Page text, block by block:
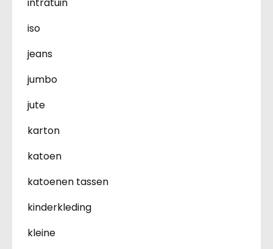
iso
jeans
jumbo
jute
karton
katoen
katoenen tassen
kinderkleding
kleine